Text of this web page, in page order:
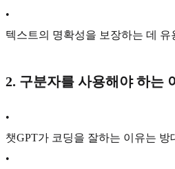
•
텍스트의 명확성을 보장하는 데 유
2. 구분자를 사용해야 하는
•
챗GPT가 코딩을 잘하는 이유는
•